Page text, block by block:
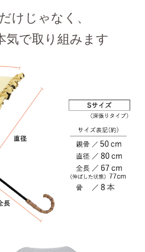
けじゃなく、
気で取り組みます